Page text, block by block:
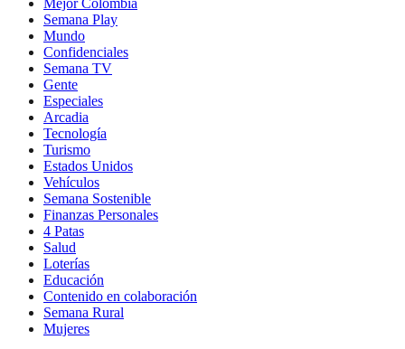
Semana Play
Mundo
Confidenciales
Semana TV
Gente
Especiales
Arcadia
Tecnología
Turismo
Estados Unidos
Vehículos
Semana Sostenible
Finanzas Personales
4 Patas
Salud
Loterías
Educación
Contenido en colaboración
Semana Rural
Mujeres